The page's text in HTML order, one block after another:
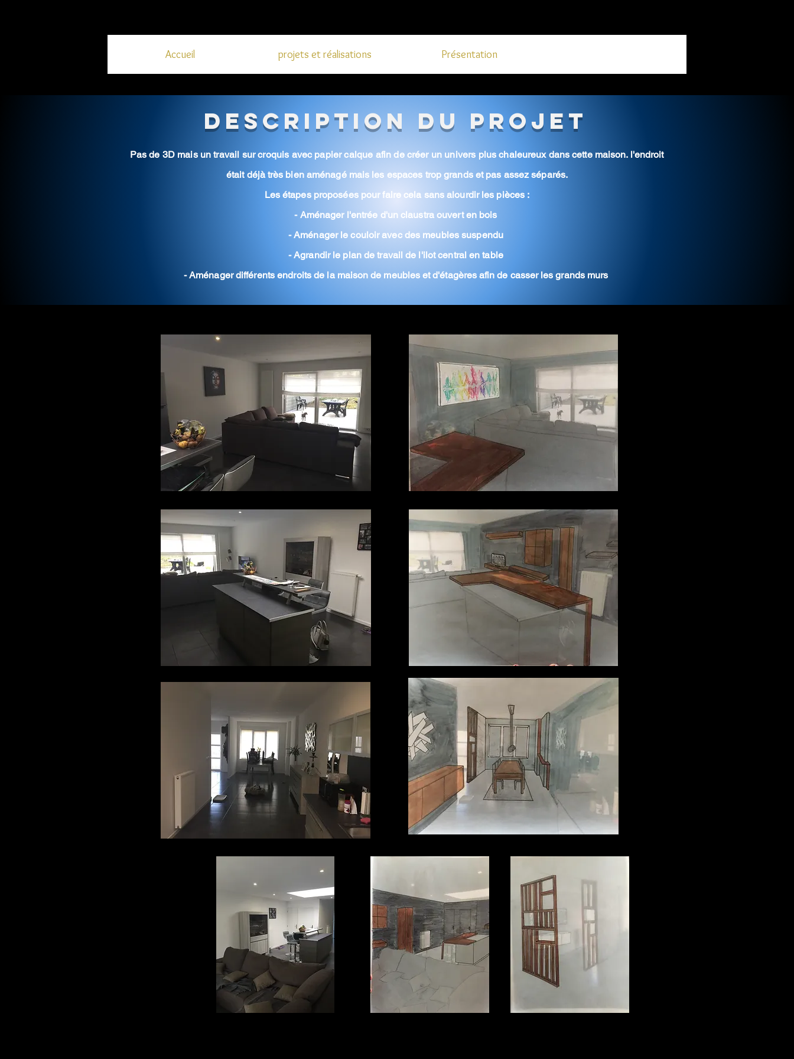
Accueil projets et réalisations Présentation
Description du projet
Pas de 3D mais un travail sur croquis avec papier calque afin de créer un univers pluschaleureux dans cette maison. l'endroit
était déjà très bien aménagé mais les espaces trop grands et pas assez séparés.
Les étapes proposées pour faire cela sans alourdir les pièces :
- Aménager l'entrée d'un claustra ouvert en bois
- Aménager le couloir avec des meubles suspendu
- Agrandir le plan de travail de l'ilot central en table
- Aménager différents endroits de la maison de meubles et d'étagères afin de casser les grands murs